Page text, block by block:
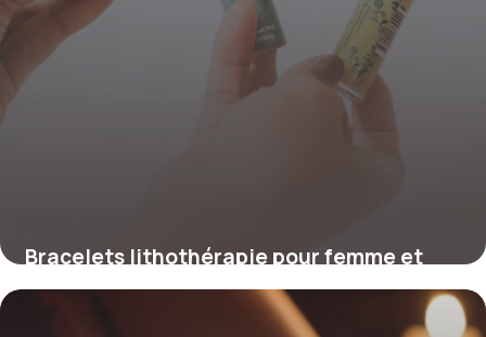
Bracelets lithothérapie pour femme et
homme : critères de choix